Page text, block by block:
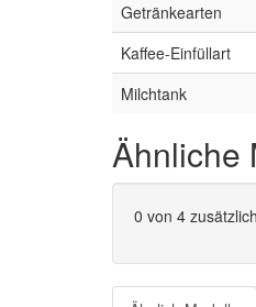
Getränkearten
Kaffee-Einfüllart
Milchtank
Ähnliche
0 von 4